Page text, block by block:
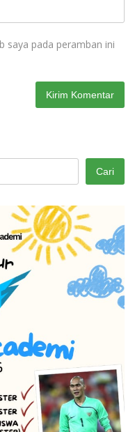
saya pada peramban ini
Cari